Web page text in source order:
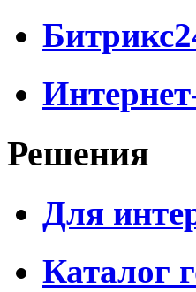
Решения
Для
Каталог